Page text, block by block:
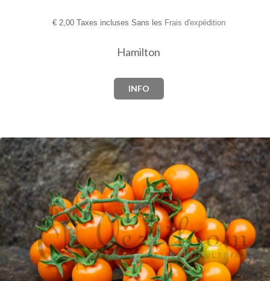
€2,00 Taxes incluses Sans les Frais d'expédition
Hamilton
INFO